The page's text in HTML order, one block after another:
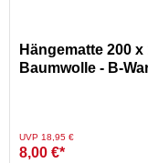
Hängematte 200
Baumwolle - B-
Preis reduziert von
UVP 18,95 €auf
8,00 €*